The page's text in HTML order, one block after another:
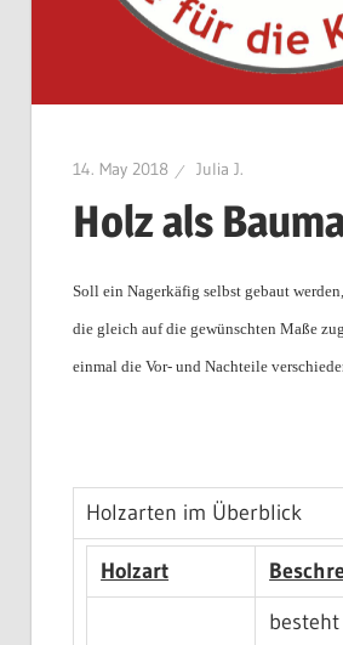
14. May 2018 Julia J.
Holz als
Soll ein Nagerkäfig selbst gebaut
die gleich auf die gewünschten Maße
einmal die Vor- und Nachteile
Holzarten im Überblick
Holzart